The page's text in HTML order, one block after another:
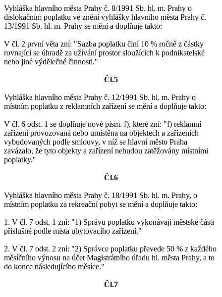
Vyhláška hlavního města Prahy č. 8/1991 Sb. hl. m. Prahy o
dislokačním poplatku ve znění vyhlášky hlavního města Prahy č.
13/1991 Sb. hl. m. Prahy se mění a doplňuje takto:
V čl. 2 první věta zní: "Sazba poplatku činí 10 % ročně z částky
rovnající se úhradě za užívání prostor sloužících k podnikatelské
nebo jiné výdělečné činnosti."
Čl.5
Vyhláška hlavního města Prahy č. 12/1991 Sb. hl. m. Prahy o
místním poplatku z reklamních zařízení se mění a doplňuje takto:
V čl. 6 odst. 1 se doplňuje nové písm. f), které zní: "f) reklamní
zařízení provozovaná nebo umístěna na objektech a zařízeních
vybudovaných podle smlouvy, v níž se hlavní město Praha
zavázalo, že tyto objekty a zařízení nebudou zatěžovány místními
poplatky."
Čl.6
Vyhláška hlavního města Prahy č. 18/1991 Sb. hl. m. Prahy, o
místním poplatku za rekreační pobyt se mění a doplňuje takto:
1. V čl. 7 odst. 1 zní: "1) Správu poplatku vykonávají městské části
příslušné podle místa ubytovacího zařízení."
2. V čl. 7 odst. 2 zní: "2) Správce poplatku převede 50 % z každého
měsíčního výnosu na účet Magistrátního úřadu hl. města Prahy, a to
do konce následujícího měsíce."
Čl.7